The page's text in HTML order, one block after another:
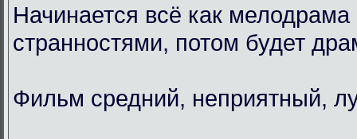
Начинается всё как
странностями, потом будет
Фильм средний, неприятный,